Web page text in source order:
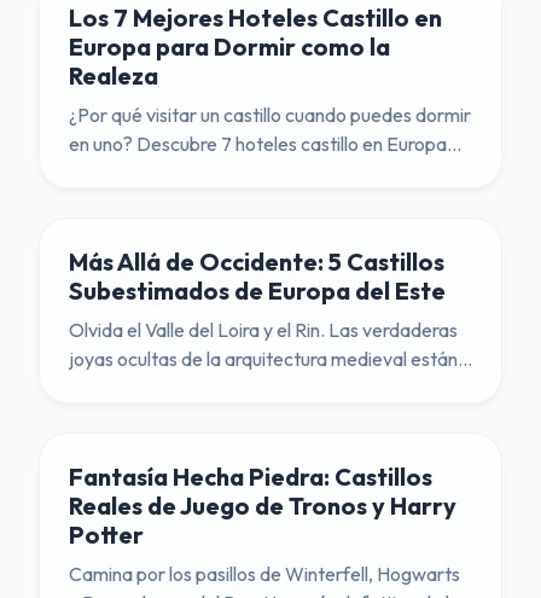
Los 7 Mejores Hoteles Castillo en
Europa para Dormir como la
Realeza
¿Por qué visitar un castillo cuando puedes dormir
en uno? Descubre 7 hoteles castillo en Europa
Más Allá de Occidente: 5 Castillos
Subestimados de Europa del Este
Olvida el Valle del Loira y el Rin. Las verdaderas
joyas ocultas de la arquitectura medieval están
Fantasía Hecha Piedra: Castillos
Reales de Juego de Tronos y Harry
Potter
Camina por los pasillos de Winterfell, Hogwarts